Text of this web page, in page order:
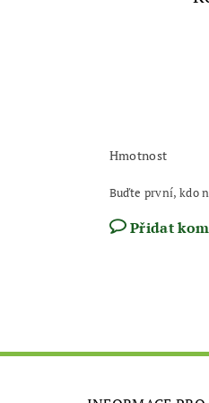
Hmotnost
Buďte první, kdo
Přidat